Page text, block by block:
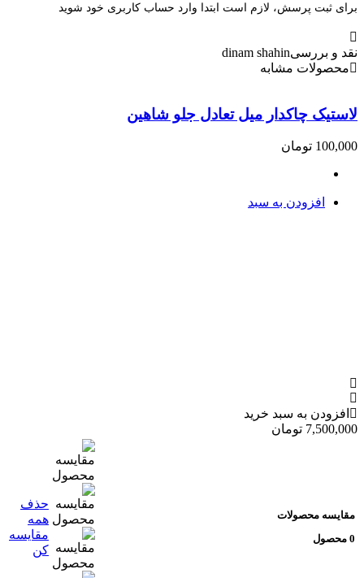
ثبت پرسش، لازم است ابتدا وارد حساب کاربری خود شوید
و بررسیdinam shahin
مشابه
چاکدار‌ میل‌ تعادل‌ جلو‌ شاهین
تومان
افزودن به سبد
به سبد خرید
تومان
محصولات
حذف
همه
مقایسه
کن